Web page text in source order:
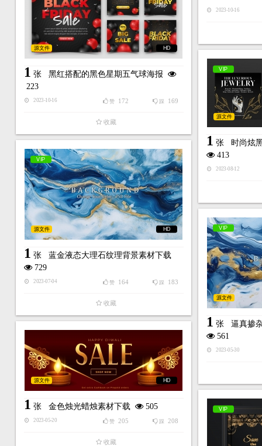
2023-10-16
HD
源文件
1 张 黑红搭配的黑色星期五气球海报
223
2023-10-16 踩 169
赞 172
收藏
VIP
源文件
1 张 时尚炫
413
2023-08-12
VIP
HD
源文件
1 张 蓝金液态大理石纹理背景素材下载
729
2023-07-04 踩 183
赞 164
收藏
VIP
源文件
1 张 逼真掺
561
2023-05-30
HD
源文件
1 张 金色烛光蜡烛素材下载 505
2023-05-20 踩 208
赞 205
收藏
VIP